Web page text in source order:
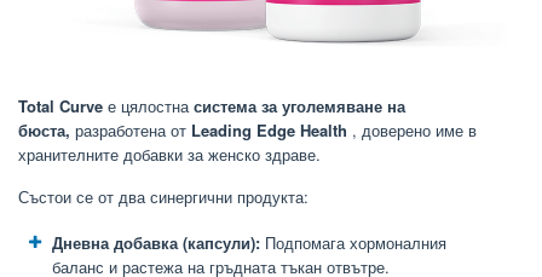
Total Curve е цялостнасистема за уголемяване на
бюста, разработена от Leading Edge Health , доверено име в
хранителните добавки за женско здраве.
Състои се от два синергични продукта:
Дневна добавка (капсули): Подпомага хормоналния
баланс и растежа на гръдната тъкан отвътре.